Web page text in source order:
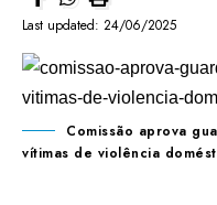
Last updated: 24/06/2025
Comissão aprova
vítimas de violência